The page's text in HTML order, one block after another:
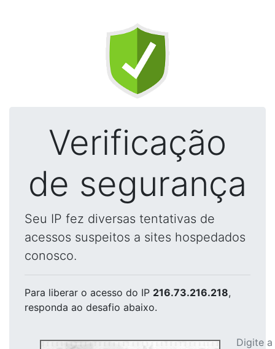
Verificação
de segurança
Seu IP fez diversas tentativas de
acessos suspeitos a sites hospedados
conosco.
Para liberar o acesso do IP 216.73.216.218,
responda ao desafio abaixo.
Digite